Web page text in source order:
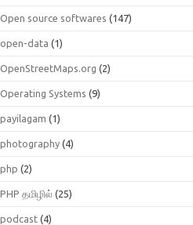
Open source softwares (147)
open-data (1)
OpenStreetMaps.org (2)
Operating Systems (9)
payilagam (1)
photography (4)
php (2)
PHP தமிழில் (25)
podcast (4)